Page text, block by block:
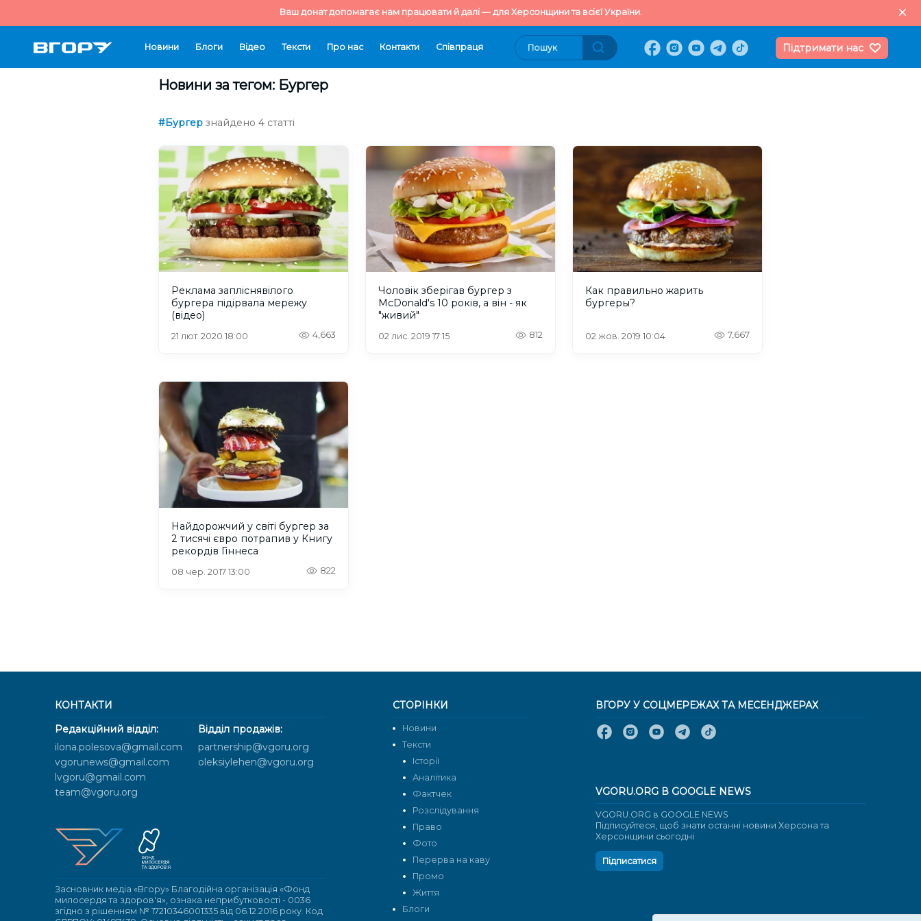
Ваш донат допомагає нам працювати й далі — для Херсонщини та всієї України.
Новини Блоги Відео Тексти Про нас Контакти Cпівпраця Підтримати нас
Новини за тегом: Бургер
#Бургер знайдено 4 статті
Реклама запліснявілого
бургера підірвала мережу
(відео)
21 лют. 2020 18:00 4,663
Чоловік зберігав бургер з
McDonald's 10 років, а він - як
"живий"
02 лис. 2019 17:15 812
Как правильно жарить
бургеры?
02 жов. 2019 10:04 7,667
Найдорожчий у світі бургер за
2 тисячі євро потрапив у Книгу
рекордів Гіннеса
08 чер. 2017 13:00 822
КОНТАКТИ
Редакційний відділ:
ilona.polesova@gmail.com
vgorunews@gmail.com
lvgoru@gmail.com
team@vgoru.org
Відділ продажів:
partnership@vgoru.org
oleksiylehen@vgoru.org
Засновник медіа «Вгору» Благодійна організація «Фонд
милосердя та здоров'я», ознака неприбутковості - 0036
згідно з рішенням № 17210346001335 від 06.12.2016 року. Код
СТОРІНКИ
Новини
Тексти
Історії
Аналітика
Фактчек
Розслідування
Право
Фото
Перерва на каву
Промо
Життя
Блоги
ВГОРУ У СОЦМЕРЕЖАХ ТА МЕСЕНДЖЕРАХ
VGORU.ORG В GOOGLE NEWS
VGORU.ORG в GOOGLE NEWS
Підписуйтеся, щоб знати останні новини Херсона та
Херсонщини сьогодні
Підписатися